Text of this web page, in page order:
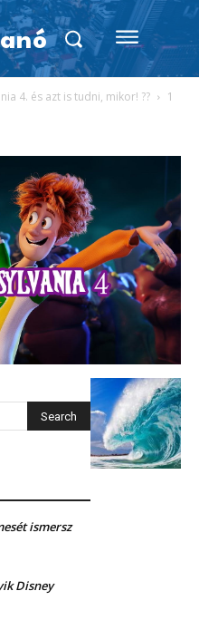
4. és azt is tudni, mikor! ?? 1
ismersz
Disney